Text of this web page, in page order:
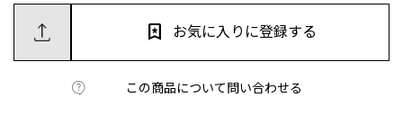
この商品について問い合わせる
お気に入りに登録する